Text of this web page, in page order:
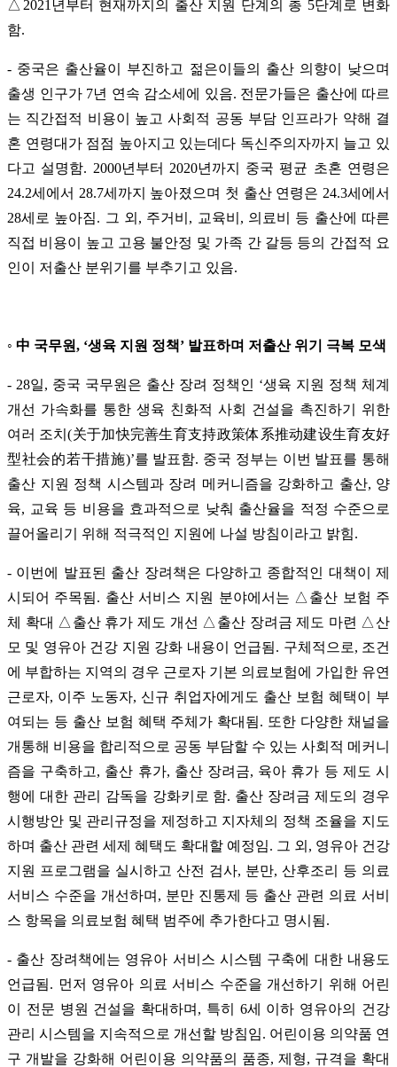
△2021년부터 현재까지의 출산 지원 단계의 총 5단계로 변화
함.
- 중국은 출산율이 부진하고 젊은이들의 출산 의향이 낮으며
출생 인구가 7년 연속 감소세에 있음. 전문가들은 출산에 따르
는 직간접적 비용이 높고 사회적 공동 부담 인프라가 약해 결
혼 연령대가 점점 높아지고 있는데다 독신주의자까지 늘고 있
다고 설명함. 2000년부터 2020년까지 중국 평균 초혼 연령은
24.2세에서 28.7세까지 높아졌으며 첫 출산 연령은 24.3세에서
28세로 높아짐. 그 외, 주거비, 교육비, 의료비 등 출산에 따른
직접 비용이 높고 고용 불안정 및 가족 간 갈등 등의 간접적 요
인이 저출산 분위기를 부추기고 있음.
◦ 中 국무원, ‘생육 지원 정책’ 발표하며 저출산 위기 극복 모색
- 28일, 중국 국무원은 출산 장려 정책인 ‘생육 지원 정책 체계
개선 가속화를 통한 생육 친화적 사회 건설을 촉진하기 위한
여러 조치(关于加快完善生育支持政策体系推动建设生育友好
型社会的若干措施)’를 발표함. 중국 정부는 이번 발표를 통해
출산 지원 정책 시스템과 장려 메커니즘을 강화하고 출산, 양
육, 교육 등 비용을 효과적으로 낮춰 출산율을 적정 수준으로
끌어올리기 위해 적극적인 지원에 나설 방침이라고 밝힘.
- 이번에 발표된 출산 장려책은 다양하고 종합적인 대책이 제
시되어 주목됨. 출산 서비스 지원 분야에서는 △출산 보험 주
체 확대 △출산 휴가 제도 개선 △출산 장려금 제도 마련 △산
모 및 영유아 건강 지원 강화 내용이 언급됨. 구체적으로, 조건
에 부합하는 지역의 경우 근로자 기본 의료보험에 가입한 유연
근로자, 이주 노동자, 신규 취업자에게도 출산 보험 혜택이 부
여되는 등 출산 보험 혜택 주체가 확대됨. 또한 다양한 채널을
개통해 비용을 합리적으로 공동 부담할 수 있는 사회적 메커니
즘을 구축하고, 출산 휴가, 출산 장려금, 육아 휴가 등 제도 시
행에 대한 관리 감독을 강화키로 함. 출산 장려금 제도의 경우
시행방안 및 관리규정을 제정하고 지자체의 정책 조율을 지도
하며 출산 관련 세제 혜택도 확대할 예정임. 그 외, 영유아 건강
지원 프로그램을 실시하고 산전 검사, 분만, 산후조리 등 의료
서비스 수준을 개선하며, 분만 진통제 등 출산 관련 의료 서비
스 항목을 의료보험 혜택 범주에 추가한다고 명시됨.
- 출산 장려책에는 영유아 서비스 시스템 구축에 대한 내용도
언급됨. 먼저 영유아 의료 서비스 수준을 개선하기 위해 어린
이 전문 병원 건설을 확대하며, 특히 6세 이하 영유아의 건강
관리 시스템을 지속적으로 개선할 방침임. 어린이용 의약품 연
구 개발을 강화해 어린이용 의약품의 품종, 제형, 규격을 확대